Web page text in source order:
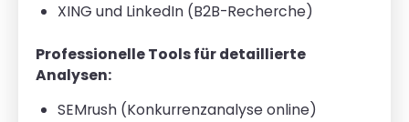
XING und LinkedIn (B2B-Recherche)
Professionelle Tools für detaillierte
Analysen:
SEMrush (Konkurrenzanalyse online)